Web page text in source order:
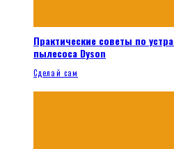
Практические советы по
пылесоса Dyson
Сделай сам